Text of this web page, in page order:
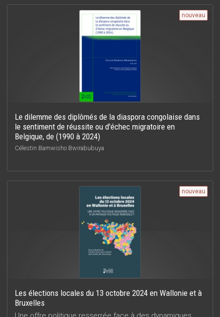
nouveau
Le dilemme des diplômés de la diaspora congolaise dans
le sentiment de réussite ou d'échec migratoire en
Belgique, de (1990 à 2024)
Célestin Bamwisho Bwirabubuya
nouveau
Les élections locales du 13 octobre 2024 en Wallonie et à
Bruxelles